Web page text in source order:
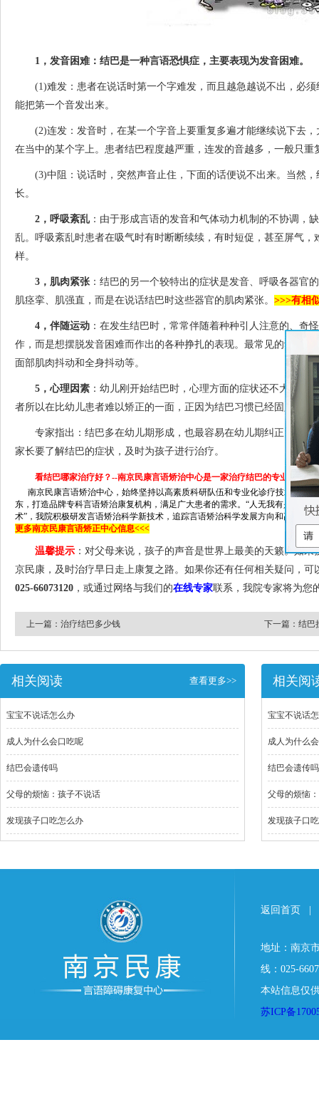
1，发音困难：结巴是一种言语恐惧症，主要表现为发音困难。
(1)难发：患者在说话时第一个字难发，而且越急越说不出，必须
能把第一个音发出来。
(2)连发：发音时，在某一个字音上要重复多遍才能继续说下去，
在当中的某个字上。患者结巴程度越严重，连发的音越多，一般只
(3)中阻：说话时，突然声音止住，下面的话便说不出来。当然，
长。
2，呼吸紊乱 ：由于形成言语的发音和气体动力机制的不协调，
乱。呼吸紊乱时患者在吸气时有时断断续续，有时短促，甚至屏气
样。
3，肌肉紧张：结巴的另一个较特出的症状是发音、呼吸各器官
肌痉挛、肌强直，而是在说话结巴时这些器官的肌肉紧张。 >>>有相
4，伴随运动 ：在发生结巴时，常常伴随着种种引人注意的、奇
作，而是想摆脱发音困难而作出的各种挣扎的表现。最常见的动作
面部肌肉抖动和全身抖动等。
5，心理因素 ：幼儿刚开始结巴时，心理方面的症状还不大明显
者所以在比幼儿患者难以矫正的一面，正因为结巴习惯已经固定，
专家指出：结巴多在幼儿期形成，也最容易在幼儿期纠正，如果
家长要了解结巴的症状，及时为孩子进行治疗。
看结巴哪家治疗好？--南京民康言语矫治中心是一家治疗结巴的专业言语康
南京民康言语矫治中心，始终坚持以高素质科研队伍和专业化诊疗技术为根
东，打造品牌专科言语矫治康复机构，满足广大患者的需求。“人无我有是独创
术”，我院积极研发言语矫治科学新技术，追踪言语矫治科学发展方向和高精技
更多南京民康言语矫正中心信息<<<
温馨提示 ：对父母来说，孩子的声音是世界上最美的天籁。如
京民康，及时治疗早日走上康复之路。如果你还有任何相关疑问，可
025-66073120 ，或通过网络与我们的在线专家联系，我院专家将为您
上一篇： 治疗结巴多少钱 下一篇： 结巴
相关阅读 查看更多>>
宝宝不说话怎么办
成人为什么会口吃呢
结巴会遗传吗
父母的烦恼：孩子不说话
发现孩子口吃怎么办
相关阅
宝宝不说话
成人为什么
结巴会遗传吗
父母的烦恼
发现孩子口
返回首页
地址：南京
线：025-
本站信息仅
苏ICP备